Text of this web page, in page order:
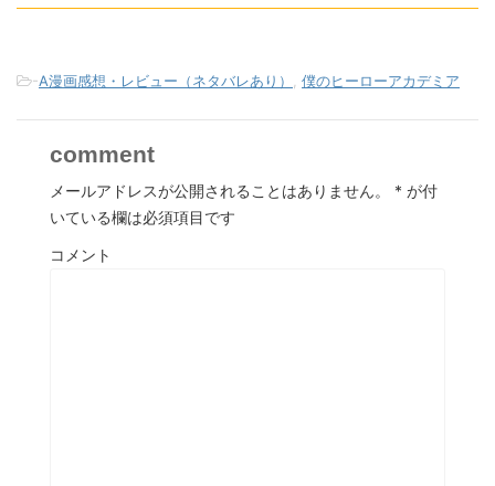
-A漫画感想・レビュー（ネタバレあり） 僕のヒーローアカデミア
comment
メールアドレスが公開されることはありません。 * が付
いている欄は必須項目です
コメント